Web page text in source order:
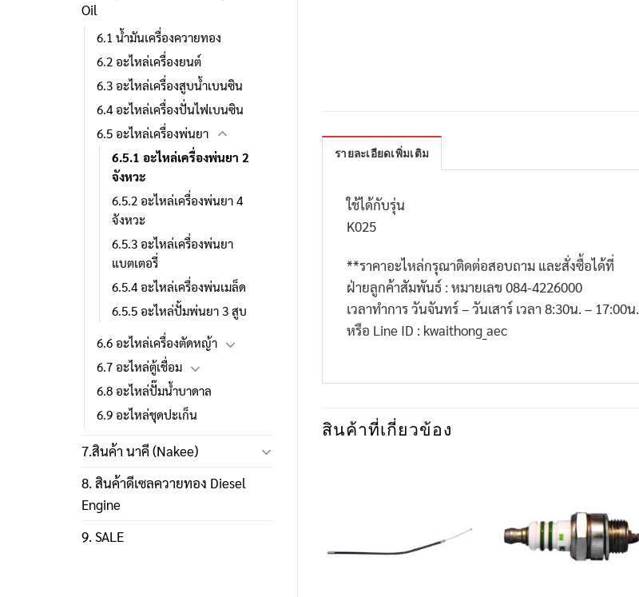
Oil
6.1 น้ำมันเครื่องควายทอง
6.2 อะไหล่เครื่องยนต์
6.3 อะไหล่เครื่องสูบน้ำเบนซิน
6.4 อะไหล่เครื่องปั่นไฟเบนซิน
6.5 อะไหล่เครื่องพ่นยา
6.5.1 อะไหล่เครื่องพ่นยา 2
จังหวะ
6.5.2 อะไหล่เครื่องพ่นยา 4
จังหวะ
6.5.3 อะไหล่เครื่องพ่นยา
แบตเตอรี่
6.5.4 อะไหล่เครื่องพ่นเมล็ด
6.5.5 อะไหล่ปั้มพ่นยา 3 สูบ
6.6 อะไหล่เครื่องตัดหญ้า
6.7 อะไหล่ตู้เชื่อม
6.8 อะไหล่ปั๊มน้ำบาดาล
6.9 อะไหล่ชุดปะเก็น
7.สินค้า นาคี (Nakee)
8. สินค้าดีเซลควายทอง Diesel
Engine
9. SALE
รายละเอียดเพิ่มเติม
ใช้ได้กับรุ่น
K025
**ราคาอะไหล่กรุณาติดต่อสอบถาม และสั่งซื้อได้ที่
ฝ่ายลูกค้าสัมพันธ์ : หมายเลข 084-4226000
เวลาทำการ วันจันทร์ – วันเสาร์ เวลา 8:30น. – 17:00น.
หรือ Line ID : kwaithong_aec
สินค้าที่เกี่ยวข้อง